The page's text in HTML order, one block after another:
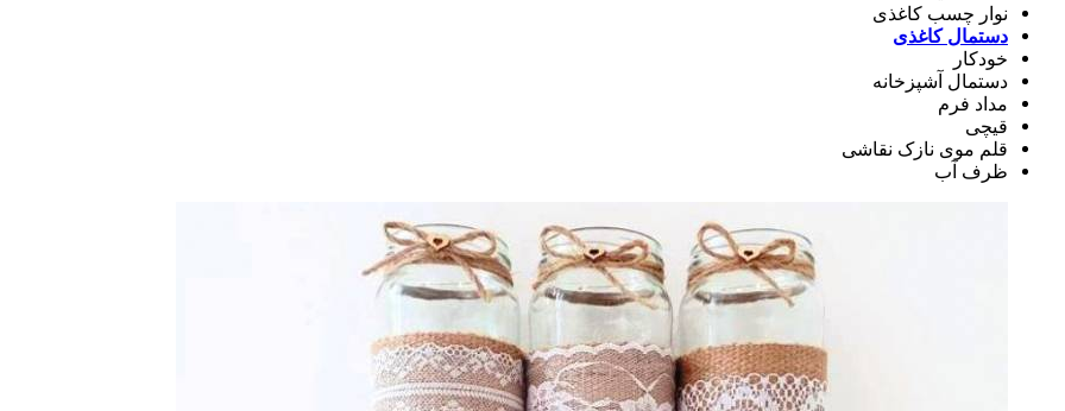
نوار چسب کاغذی
دستمال کاغذی
خودکار
دستمال آشپزخانه
مداد فرم
قیچی
قلم موی نازک نقاشی
ظرف آب